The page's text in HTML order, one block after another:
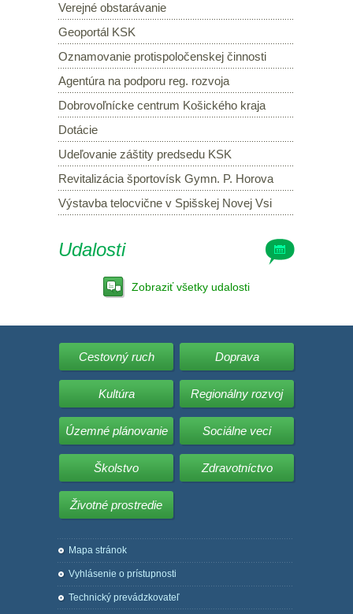
Verejné obstarávanie
Geoportál KSK
Oznamovanie protispoločenskej činnosti
Agentúra na podporu reg. rozvoja
Dobrovoľnícke centrum Košického kraja
Dotácie
Udeľovanie záštity predsedu KSK
Revitalizácia športovísk Gymn. P. Horova
Výstavba telocvične v Spišskej Novej Vsi
Udalosti
Zobraziť všetky udalosti
Cestovný ruch Doprava
Kultúra Regionálny rozvoj
Územné plánovanie Sociálne veci
Školstvo Zdravotníctvo
Životné prostredie
Mapa stránok
Vyhlásenie o prístupnosti
Technický prevádzkovateľ